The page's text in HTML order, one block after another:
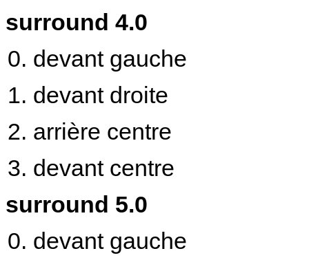
surround 4.0
devant gauche
devant droite
arrière centre
devant centre
surround 5.0
devant gauche